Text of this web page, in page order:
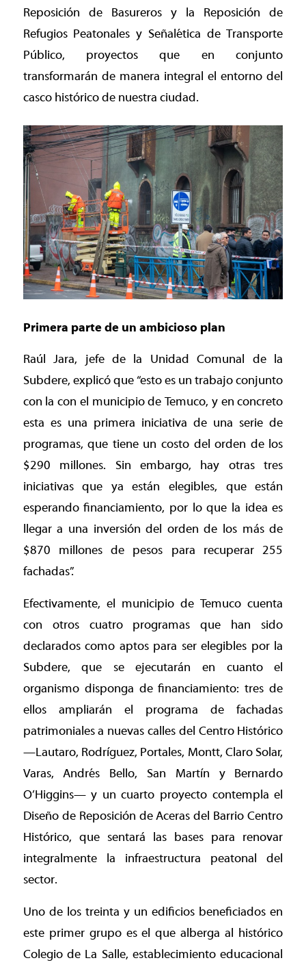
Reposición de Basureros y la Reposición de
Refugios Peatonales y Señalética de Transporte
Público, proyectos que en conjunto
transformarán de manera integral el entorno del
casco histórico de nuestra ciudad.
Primera parte de un ambicioso plan
Raúl Jara, jefe de la Unidad Comunal de la
Subdere, explicó que “esto es un trabajo conjunto
con la con el municipio de Temuco, y en concreto
esta es una primera iniciativa de una serie de
programas, que tiene un costo del orden de los
$290 millones. Sin embargo, hay otras tres
iniciativas que ya están elegibles, que están
esperando financiamiento, por lo que la idea es
llegar a una inversión del orden de los más de
$870 millones de pesos para recuperar 255
fachadas”.
Efectivamente, el municipio de Temuco cuenta
con otros cuatro programas que han sido
declarados como aptos para ser elegibles por la
Subdere, que se ejecutarán en cuanto el
organismo disponga de financiamiento: tres de
ellos ampliarán el programa de fachadas
patrimoniales a nuevas calles del Centro Histórico
—Lautaro, Rodríguez, Portales, Montt, Claro Solar,
Varas, Andrés Bello, San Martín y Bernardo
O’Higgins— y un cuarto proyecto contempla el
Diseño de Reposición de Aceras del Barrio Centro
Histórico, que sentará las bases para renovar
integralmente la infraestructura peatonal del
sector.
Uno de los treinta y un edificios beneficiados en
este primer grupo es el que alberga al histórico
Colegio de La Salle, establecimiento educacional